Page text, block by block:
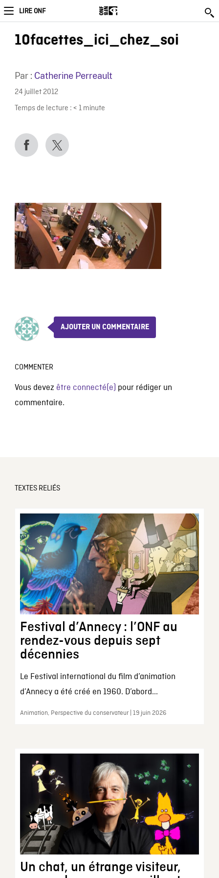
LIRE ONF
10facettes_ici_chez_soi
Par : Catherine Perreault
24 juillet 2012
Temps de lecture : < 1 minute
AJOUTER UN COMMENTAIRE
COMMENTER
Vous devez être connecté(e) pour rédiger un
commentaire.
TEXTES RELIÉS
Festival d’Annecy : l’ONF au
rendez-vous depuis sept
décennies
Le Festival international du film d’animation
d’Annecy a été créé en 1960. D’abord...
Animation, Perspective du conservateur | 19 juin 2026
Un chat, un étrange visiteur,